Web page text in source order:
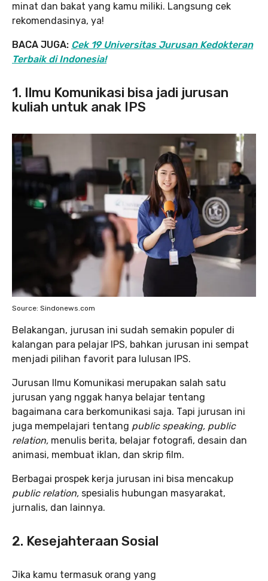
minat dan bakat yang kamu miliki. Langsung cek
rekomendasinya, ya!
BACA JUGA: Cek 19 Universitas Jurusan Kedokteran
Terbaik di Indonesia!
1. Ilmu Komunikasi bisa jadi jurusan
kuliah untuk anak IPS
Source: Sindonews.com
Belakangan, jurusan ini sudah semakin populer di
kalangan para pelajar IPS, bahkan jurusan ini sempat
menjadi pilihan favorit para lulusan IPS.
Jurusan Ilmu Komunikasi merupakan salah satu
jurusan yang nggak hanya belajar tentang
bagaimana cara berkomunikasi saja. Tapi jurusan ini
juga mempelajari tentang public speaking, public
relation, menulis berita, belajar fotografi, desain dan
animasi, membuat iklan, dan skrip film.
Berbagai prospek kerja jurusan ini bisa mencakup
public relation, spesialis hubungan masyarakat,
jurnalis, dan lainnya.
2. Kesejahteraan Sosial
Jika kamu termasuk orang yang